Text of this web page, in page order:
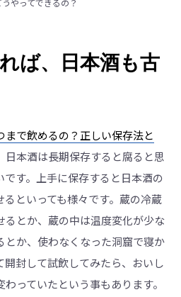
やってできるの？
ば、日本酒も古
まで飲めるの？正しい保存法と
日本酒は長期保存すると腐ると思
です。上手に保存すると日本酒の
といっても様々です。蔵の冷蔵
るとか、蔵の中は温度変化が少な
とか、使わなくなった洞窟で寝か
封して試飲してみたら、おいし
っていたという事もあります。